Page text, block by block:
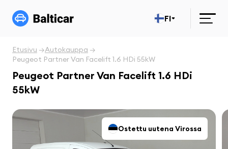
FI
Etusivu
Autokauppa
Peugeot Partner Van Facelift 1.6 HDi 55kW
Peugeot Partner Van Facelift 1.6 HDi
55kW
Ostettu uutena Virossa